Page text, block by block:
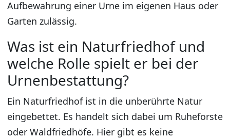
Aufbewahrung einer Urne im eigenen Haus oder
Garten zulässig.
Was ist ein Naturfriedhof und
welche Rolle spielt er bei der
Urnenbestattung?
Ein Naturfriedhof ist in die unberührte Natur
eingebettet. Es handelt sich dabei um Ruheforste
oder Waldfriedhöfe. Hier gibt es keine